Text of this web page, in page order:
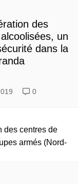
des
un
dans la
0